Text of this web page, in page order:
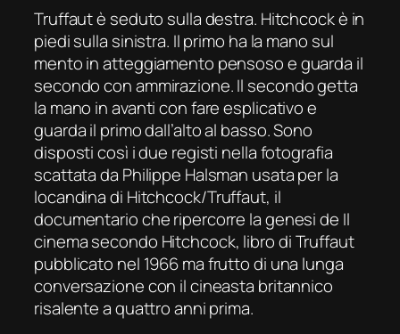
Truffaut è seduto sulla destra. Hitchcock è in
piedi sulla sinistra. Il primo ha la mano sul
mento in atteggiamento pensoso e guarda il
secondo con ammirazione. Il secondo getta
la mano in avanti con fare esplicativo e
guarda il primo dall’alto al basso. Sono
disposti così i due registi nella fotografia
scattata da Philippe Halsman usata per la
locandina di Hitchcock/Truffaut, il
documentario che ripercorre la genesi de Il
cinema secondo Hitchcock, libro di Truffaut
pubblicato nel 1966 ma frutto di una lunga
conversazione con il cineasta britannico
risalente a quattro anni prima.